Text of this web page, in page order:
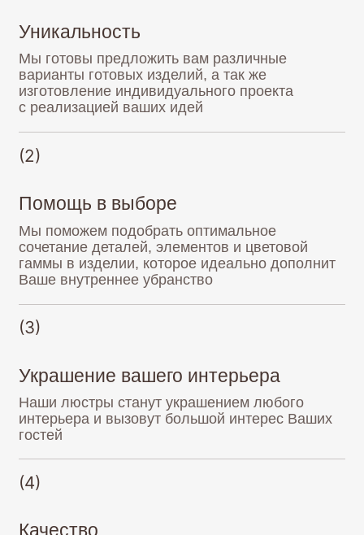
Каждая люстра оснащена электропроводкой,
Люстры имеют не только оригинальный
по назначению в течении длительного
времени
интерьера и вызовут большой интерес Ваших
Мы поможем подобрать оптимальное
сочетание деталей, элементов и цветовой
гаммы в изделии, которое идеально дополнит
Ваше внутреннее убранство
Качество
Украшение вашего интерьера
(5)
(4)